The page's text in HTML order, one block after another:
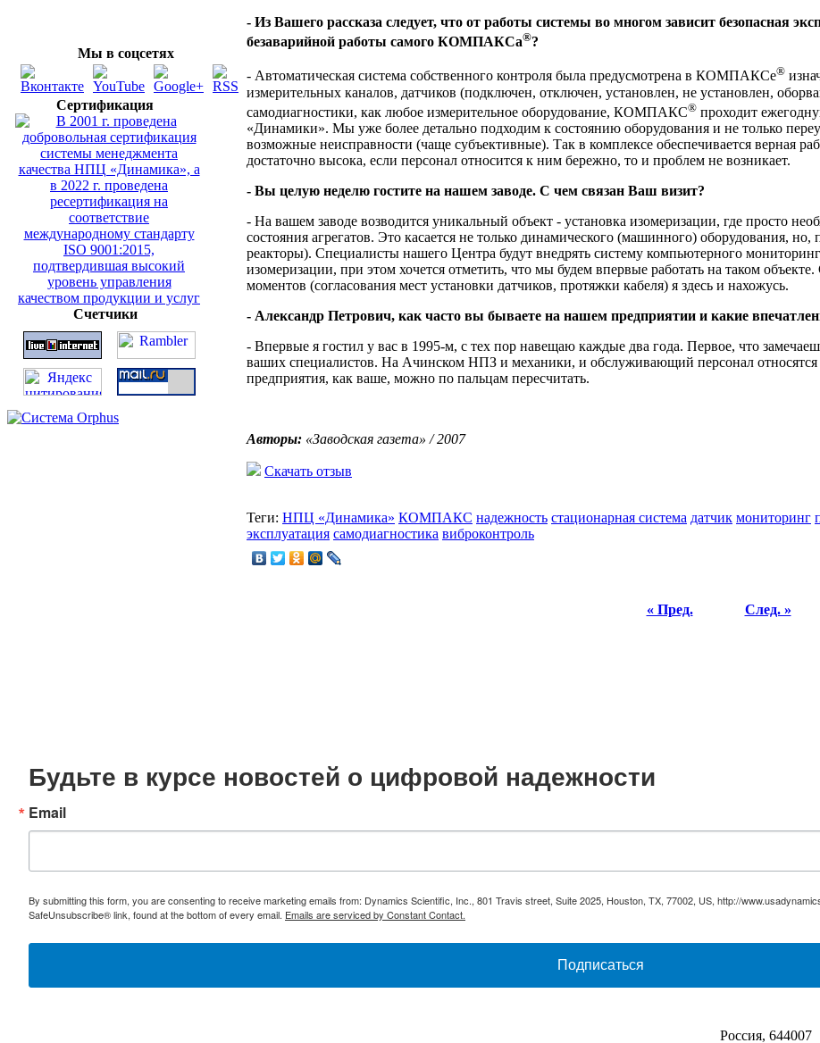
Мы в соцсетях
Сертификация
Счетчики
- Из Вашего рассказа следует, что от работы системы во многом зависит безопасная
безаварийной работы самого КОМПАКСа®?
- Автоматическая система собственного контроля была предусмотрена в КОМПАКСе®
измерительных каналов, датчиков (подключен, отключен, установлен, не установлен,
самодиагностики, как любое измерительное оборудование, КОМПАКС® проходит
«Динамики». Мы уже более детально подходим к состоянию оборудования и не только
возможные неисправности (чаще субъективные). Так в комплексе обеспечивается верная
достаточно высока, если персонал относится к ним бережно, то и проблем не возникает.
- Вы целую неделю гостите на нашем заводе. С чем связан Ваш визит?
- На вашем заводе возводится уникальный объект - установка изомеризации, где просто
состояния агрегатов. Это касается не только динамического (машинного) оборудования,
реакторы). Специалисты нашего Центра будут внедрять систему компьютерного
изомеризации, при этом хочется отметить, что мы будем впервые работать на таком
моментов (согласования мест установки датчиков, протяжки кабеля) я здесь и нахожусь.
- Александр Петрович, как часто вы бываете на нашем предприятии и какие
- Впервые я гостил у вас в 1995-м, с тех пор навещаю каждые два года. Первое, что
ваших специалистов. На Ачинском НПЗ и механики, и обслуживающий персонал относятся
предприятия, как ваше, можно по пальцам пересчитать.
Авторы: «Заводская газета» / 2007
Скачать отзыв
Теги: НПЦ «Динамика» КОМПАКС надежность стационарная система датчик мониторинг
эксплуатация самодиагностика виброконтроль
« Пред. След. »
Будьте в курсе новостей о цифровой надежности
Email
By submitting this form, you are consenting to receive marketing emails from: Dynamics Scientific, Inc., 801 Travis street, Suite 2025, Houston, TX, 77002, US, http://
SafeUnsubscribe® link, found at the bottom of every email. Emails are serviced by Constant Contact.
Подписаться
Россия, 644007